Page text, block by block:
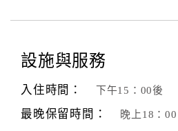
作
旅
伴
劃
設施與服務
入住時間： 下午15：00後
最晚保留時間： 晚上18：00